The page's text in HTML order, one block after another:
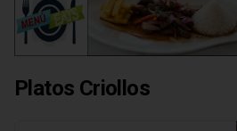
Platos Criollos